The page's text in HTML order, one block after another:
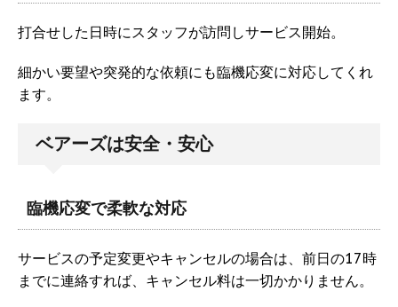
打合せした日時にスタッフが訪問しサービス開始。
細かい要望や突発的な依頼にも臨機応変に対応してくれ
ます。
ベアーズは安全・安心
臨機応変で柔軟な対応
サービスの予定変更やキャンセルの場合は、前日の17時
までに連絡すれば、キャンセル料は一切かかりません。